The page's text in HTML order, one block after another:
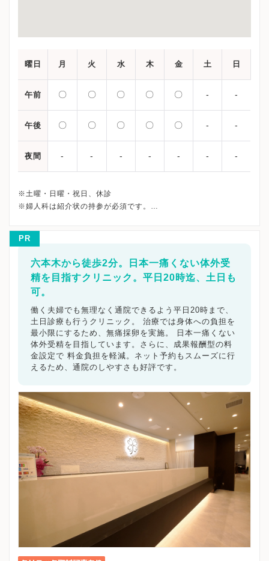
曜日 月 火 水 木 金 土 日
午前 〇 〇 〇 〇 〇 - -
午後 〇 〇 〇 〇 〇 - -
夜間 - - - - - - -
※土曜・日曜・祝日、休診
※婦人科は紹介状の持参が必須です。
PR
六本木から徒歩2分。日本一痛くない体外受
精を目指すクリニック。平日20時迄、土日も
可。
働く夫婦でも無理なく通院できるよう平日20時まで、
土日診療も行うクリニック。 治療では身体への負担を
最小限にするため、無痛採卵を実施。 日本一痛くない
体外受精を目指しています。さらに、成果報酬型の料
金設定で 料金負担を軽減。ネット予約もスムーズに行
えるため、通院のしやすさも好評です。